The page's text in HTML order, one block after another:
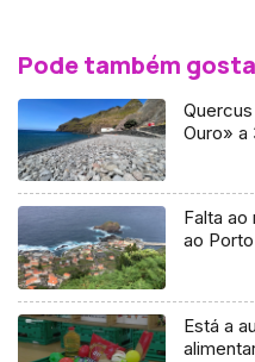
Pode também
Ouro» a
Falta
ao
Está a